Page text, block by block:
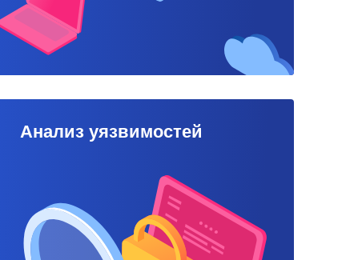
Анализ уязвимостей